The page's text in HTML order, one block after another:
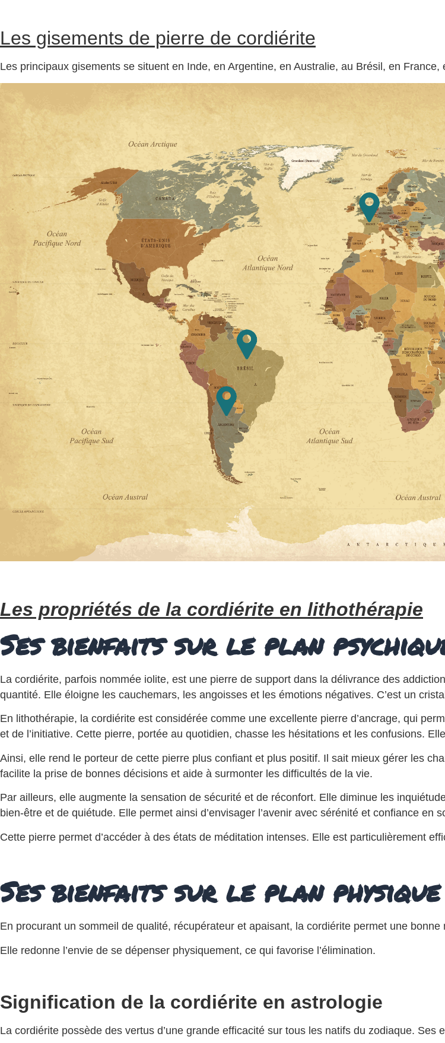
Les gisements de pierre de cordiérite
Les principaux gisements se situent en Inde, en Argentine, en Australie, au Brésil, en France,
Les propriétés de la cordiérite en lithothérapie
Ses bienfaits sur le plan
La cordiérite, parfois nommée iolite, est une pierre de support dans la délivrance des
quantité. Elle éloigne les cauchemars, les angoisses et les émotions négatives. C’est un
En lithothérapie, la cordiérite est considérée comme une excellente pierre d’ancrage, qui
et de l’initiative. Cette pierre, portée au quotidien, chasse les hésitations et les confusions.
Ainsi, elle rend le porteur de cette pierre plus confiant et plus positif. Il sait mieux gérer les
facilite la prise de bonnes décisions et aide à surmonter les difficultés de la vie.
Par ailleurs, elle augmente la sensation de sécurité et de réconfort. Elle diminue les
bien-être et de quiétude. Elle permet ainsi d’envisager l’avenir avec sérénité et confiance en
Cette pierre permet d’accéder à des états de méditation intenses. Elle est particulièrement
Ses bienfaits sur le plan physique
En procurant un sommeil de qualité, récupérateur et apaisant, la cordiérite permet une
Elle redonne l’envie de se dépenser physiquement, ce qui favorise l’élimination.
Signification de la cordiérite en astrologie
La cordiérite possède des vertus d’une grande efficacité sur tous les natifs du zodiaque. Ses